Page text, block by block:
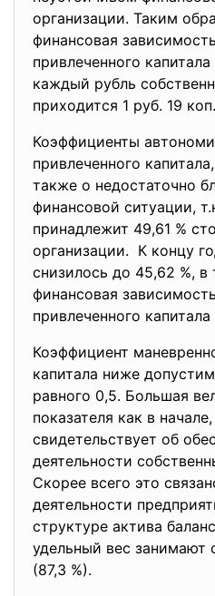
организации. Таким
финансовая
привлеченного
каждый рубль
приходится 1 руб. 19
Коэффициенты
привлеченного
также о недостаточно
финансовой ситуации,
принадлежит 49,61 %
организации. К концу
снизилось до 45,62 %, в
финансовая
привлеченного
Коэффициент
капитала ниже
равного 0,5. Большая
показателя как в
свидетельствует об
деятельности
Скорее всего это
деятельности
структуре актива
удельный вес занимают
(87,3 %).